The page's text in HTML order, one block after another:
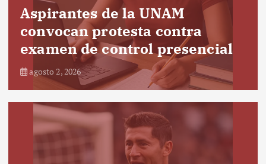
Aspirantes de la UNAM
convocan protesta contra
examen de control presencial
agosto 2, 2026